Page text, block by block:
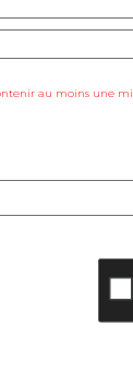
au moins une